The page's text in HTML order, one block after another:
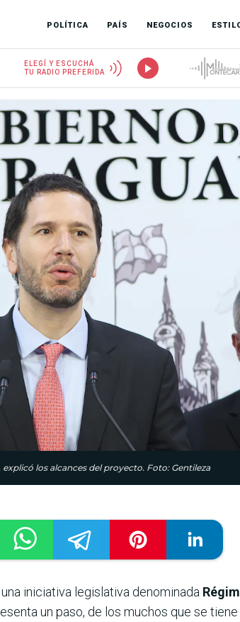
POLÍTICA PAÍS NEGOCIOS
ELEGÍ Y ESCUCHÁ
TU RADIO PREFERIDA
los alcances del proyecto. Foto: Gentileza
iniciativa legislativa denominada
un paso, de los muchos que se